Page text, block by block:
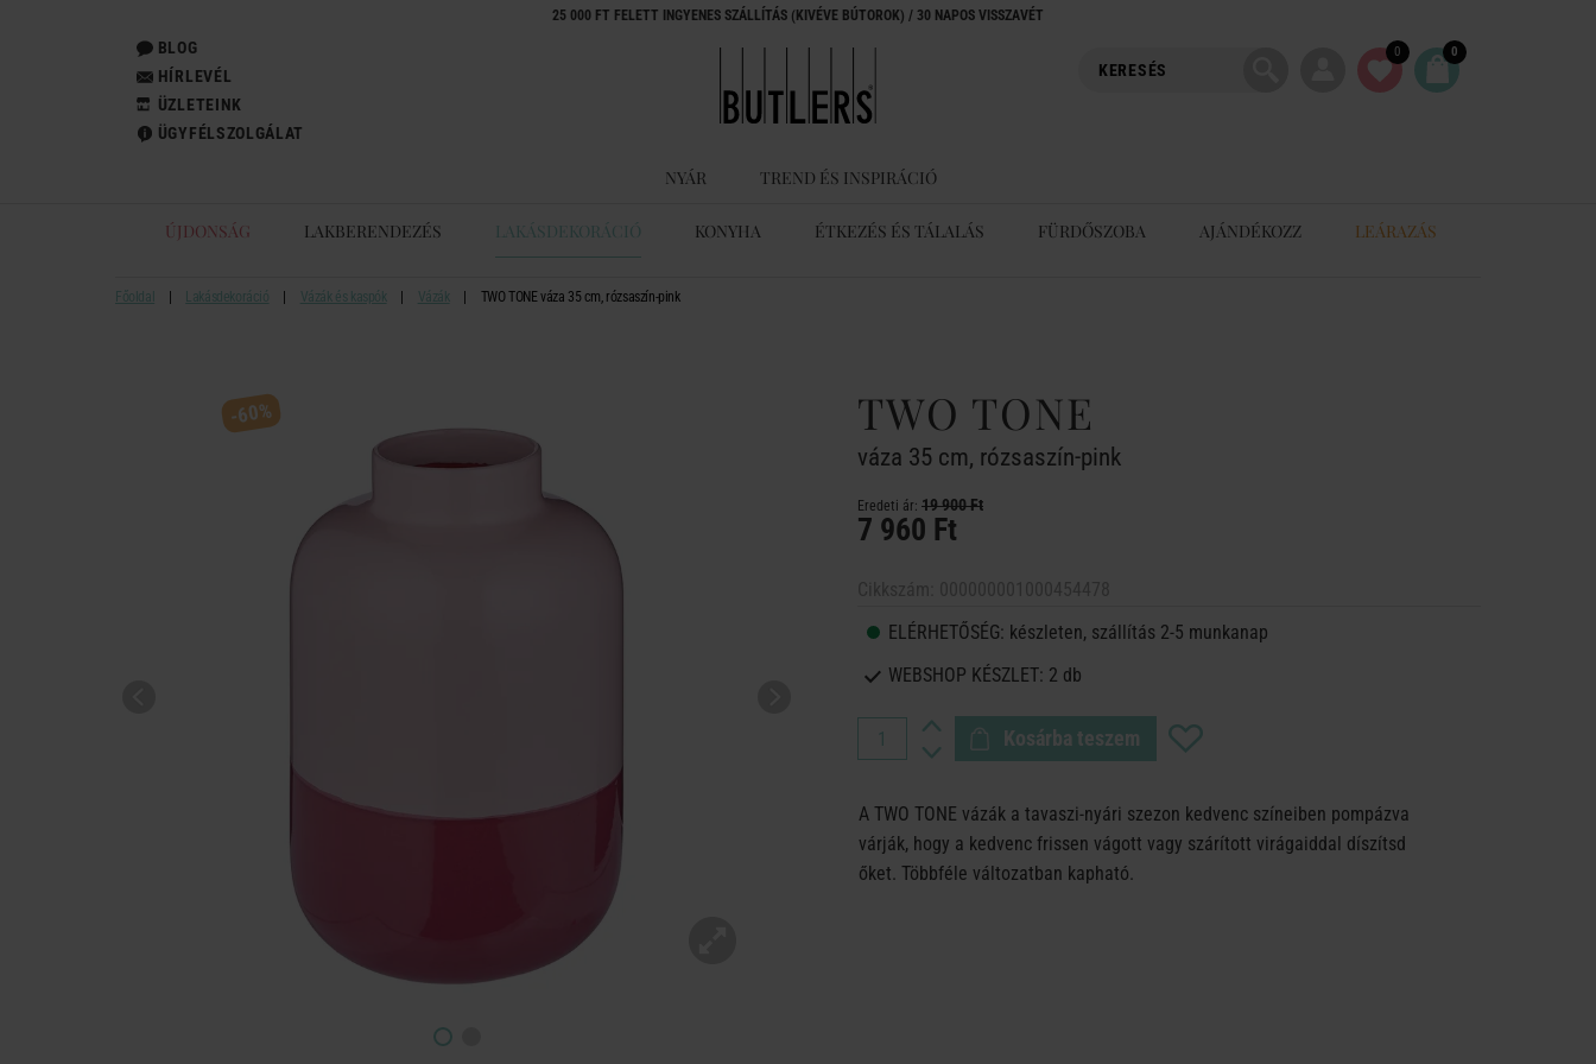
25 000 FT FELETT INGYENES SZÁLLÍTÁS (KIVÉVE BÚTOROK) / 30 NAPOS VISSZAVÉT
BLOG
HÍRLEVÉL
ÜZLETEINK
ÜGYFÉLSZOLGÁLAT
0 0
NYÁR TREND ÉS INSPIRÁCIÓ
ÚJDONSÁG LAKBERENDEZÉS LAKÁSDEKORÁCIÓ KONYHA ÉTKEZÉS ÉS TÁLALÁS FÜRDŐSZOBA AJÁNDÉKOZZ LEÁRAZÁS
Főoldal Lakásdekoráció Vázák és kaspók Vázák TWO TONE váza 35 cm, rózsaszín-pink
-60% TWO TONE
váza 35 cm, rózsaszín-pink
Eredeti ár: 19 900 Ft
7 960 Ft
ELÉRHETŐSÉG: készleten, szállítás 2-5 munkanap
WEBSHOP KÉSZLET: 2 db
Kosárba teszem
A TWO TONE vázák a tavaszi-nyári szezon kedvenc színeiben pompázva
várják, hogy a kedvenc frissen vágott vagy szárított virágaiddal díszítsd
őket. Többféle változatban kapható.